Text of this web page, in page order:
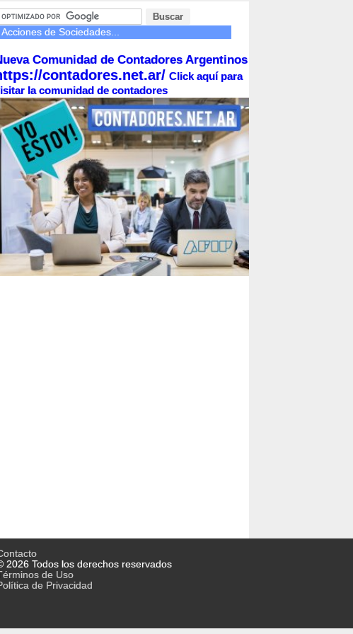
de Sociedades...
Comunidad de Contadores Argentinos
contadores.net.ar/ Click aquí para
la comunidad de contadores
2026 Todos los derechos reservados
de Uso
de Privacidad